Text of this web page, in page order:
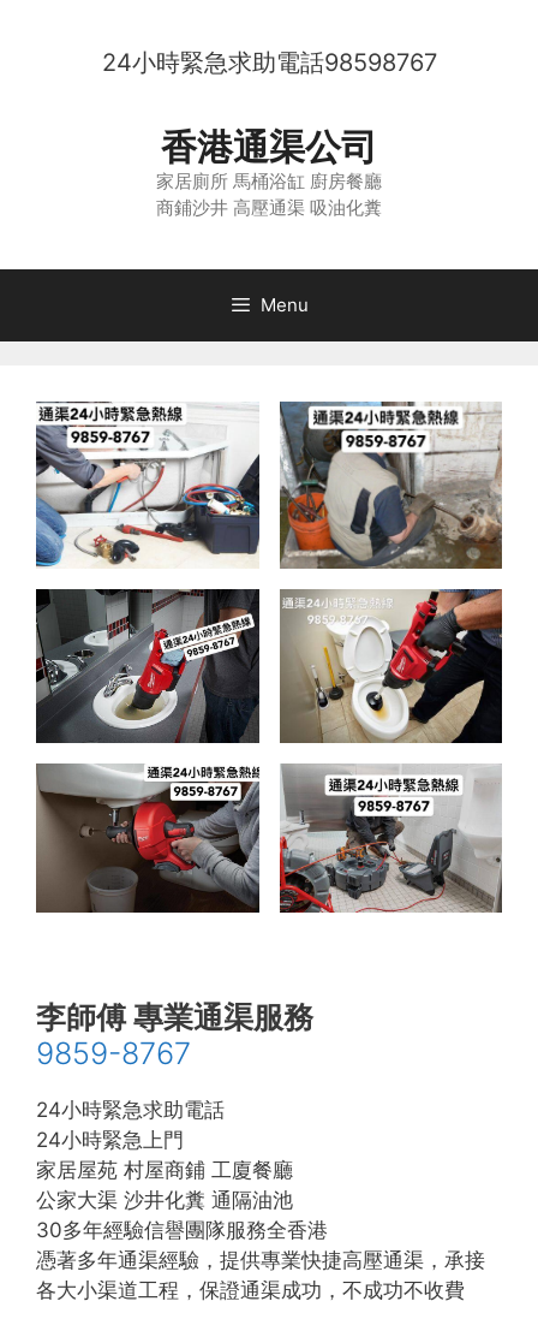
24小時緊急求助電話98598767
香港通渠公司
家居廁所 馬桶浴缸 廚房餐廳
商鋪沙井 高壓通渠 吸油化糞
Menu
李師傅 專業通渠服務
9859-8767
24小時緊急求助電話
24小時緊急上門
家居屋苑 村屋商鋪 工廈餐廳
公家大渠 沙井化糞 通隔油池
30多年經驗信譽團隊服務全香港
憑著多年通渠經驗，提供專業快捷高壓通渠，承接
各大小渠道工程，保證通渠成功，不成功不收費